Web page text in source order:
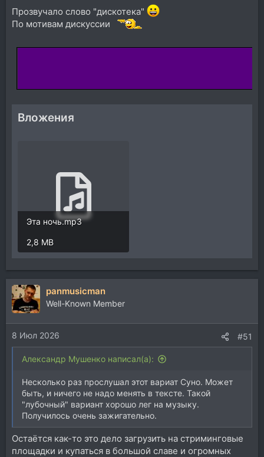
Прозвучало слово "дискотека"
По мотивам дискуссии
Вложения
Эта ночь.mp3
2,8 MB
panmusicman
Well-Known Member
8 Июл 2026 #51
Александр Мушенко написал(а):
Несколько раз прослушал этот вариат Суно. Может
быть, и ничего не надо менять в тексте. Такой
"лубочный" вариант хорошо лег на музыку.
Получилось очень зажигательно.
Остаётся как-то это дело загрузить на стриминговые
площадки и купаться в большой славе и огромных